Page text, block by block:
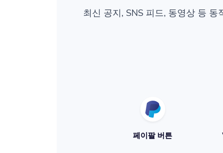
최신 공지, SNS 피드, 동영상 등
페이팔 버튼